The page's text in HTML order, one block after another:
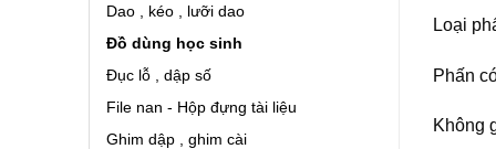
Dao , kéo , lưỡi dao
Đồ dùng học sinh
Đục lỗ , dập số
File nan - Hộp đựng tài liệu
Ghim dập , ghim cài
Loại
Phấn
Không